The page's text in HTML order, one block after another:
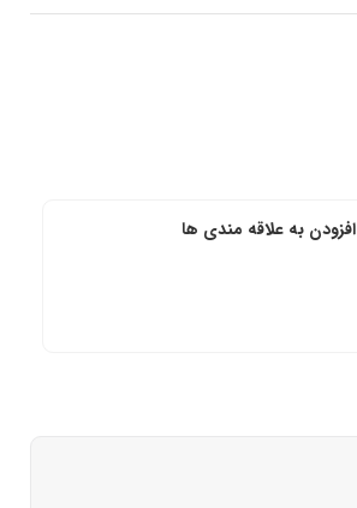
افزودن به علاقه مندی ها